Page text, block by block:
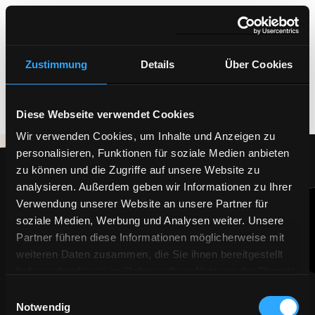
Zustimmung Details Über Cookies
Diese Webseite verwendet Cookies
Wir verwenden Cookies, um Inhalte und Anzeigen zu
personalisieren, Funktionen für soziale Medien anbieten
zu können und die Zugriffe auf unsere Website zu
analysieren. Außerdem geben wir Informationen zu Ihrer
Verwendung unserer Website an unsere Partner für
soziale Medien, Werbung und Analysen weiter. Unsere
Partner führen diese Informationen möglicherweise mit
weiteren Daten zusammen, die Sie ihnen bereitgestellt
Notwendig
Home
Kanzlei
Leistungen